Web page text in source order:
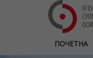
ПОЧЕТНА